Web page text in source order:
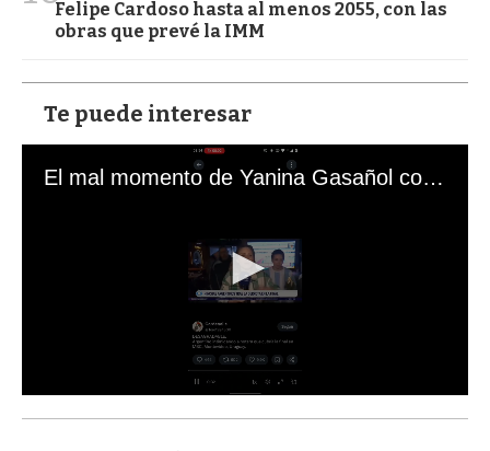
Felipe Cardoso hasta al menos 2055, con las
obras que prevé la IMM
Te puede interesar
El mal momento de Yanina Gasañol con un hincha argentino en "Subrayado"
s